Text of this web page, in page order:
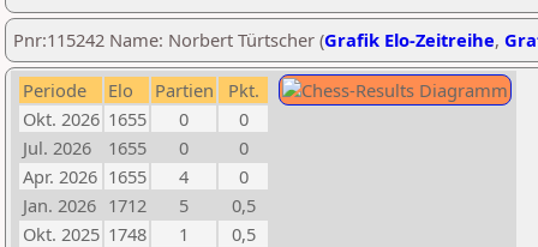
Pnr:115242 Name: Norbert Türtscher (Grafik Elo-Zeitreihe,
Periode Elo Partien
Pkt.
Okt. 2026 1655 0
0
Jul. 2026
1655 0
0
Apr. 2026 1655 4
0
Jan. 2026 1712 5
0,5
Okt. 2025 1748 1
0,5